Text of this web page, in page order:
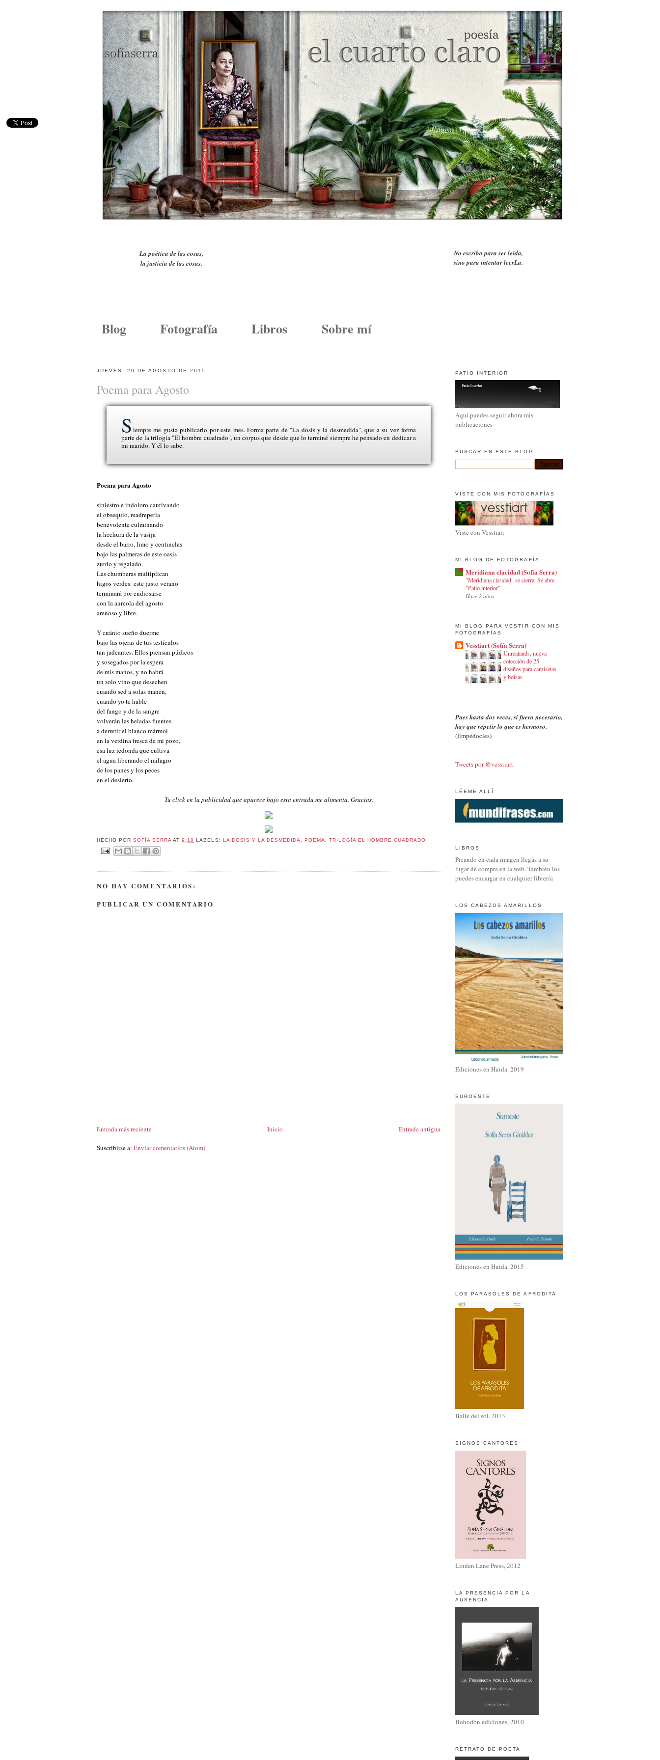
La poética de las cosas,
la justicia de las cosas.
No escribo para ser leída,
sino para intentar leerLa.
Blog Fotografía Libros Sobre mí
JUEVES, 20 DE AGOSTO DE 2015
Poema para Agosto
S iempre me gusta publicarlo por este mes. Forma parte de "La dosis y la desmedida", que a su vez forma
parte de la trilogía "El hombre cuadrado", un corpus que desde que lo terminé siempre he pensado en dedicar a
mi marido. Y él lo sabe.
Poema para Agosto
siniestro e indoloro cautivando
el obsequio, madreperla
benevolente culminando
la hechura de la vasija
desde el barro, limo y centinelas
bajo las palmeras de este oasis
zurdo y regalado.
Las chumberas multiplican
higos verdes: este justo verano
terminará por endiosarse
con la aureola del agosto
arenoso y libre.
Y cuánto sueño duerme
bajo las ojeras de tus testículos
tan jadeantes. Ellos piensan púdicos
y sosegados por la espera
de mis manos, y no habrá
un solo vino que desechen
cuando sed a solas manen,
cuando yo te hable
del fango y de la sangre
volverán las heladas fuentes
a derretir el blanco mármol
en la verdina fresca de mi pozo,
esa luz redonda que cultiva
el agua liberando el milagro
de los panes y los peces
en el desierto.
Tu click en la publicidad que aparece bajo esta entrada me alimenta. Gracias.
HECHO PORSOFÍA SERRAAT9:10 LABELS: LA DOSIS Y LA DESMEDIDA POEMA ,TRILOGÍA EL HOMBRE CUADRADO
NO HAY COMENTARIOS:
PUBLICAR UN COMENTARIO
Entrada más reciente Entrada antigua
Inicio
Suscribirse a: Enviar comentarios (Atom)
PATIO INTERIOR
Aquí puedes seguir ahora mis
publicaciones
BUSCAR EN ESTE BLOG
VISTE CON MIS FOTOGRAFÍAS
Viste con Vesstiart
MI BLOG DE FOTOGRAFÍA
Meridiana claridad (Sofía Serra)
"Meridiana claridad" se cierra. Se abre
"Patio interior"
Hace 2 años
MI BLOG PARA VESTIR CON MIS
FOTOGRAFÍAS
Vesstiart (Sofía Serra)
Unrealands, nueva
colección de 25
diseños para camisetas
y bolsas
Pues hasta dos veces, si fuera necesario,
hay que repetir lo que es hermoso.
(Empédocles)
Tweets por @vesstiart.
LÉEME ALLÍ
LIBROS
Picando en cada imagen llegas a su
lugar de compra en la web. También los
puedes encargar en cualquier librería
LOS CABEZOS AMARILLOS
Ediciones en Huida. 2019
SUROESTE
Ediciones en Huida. 2015
LOS PARASOLES DE AFRODITA
Baile del sol. 2013
SIGNOS CANTORES
Linden Lane Press, 2012
LA PRESENCIA POR LA
AUSENCIA
Bohodón ediciones, 2010
RETRATO DE POETA